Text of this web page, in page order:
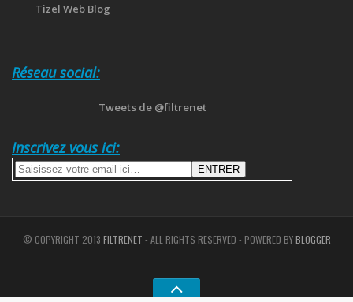
Tizel Web Blog
Réseau social:
Tweets de @filtrenet
Inscrivez vous ici:
© COPYRIGHT 2013 FILTRENET - ALL RIGHTS RESERVED - POWERED BYBLOGGER